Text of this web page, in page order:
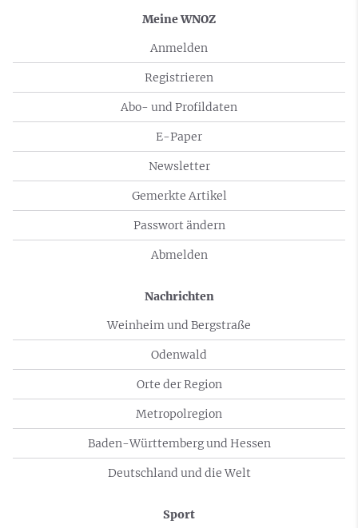
Meine WNOZ
Anmelden
Registrieren
Abo- und Profildaten
E-Paper
Newsletter
Gemerkte Artikel
Passwort ändern
Abmelden
Nachrichten
Weinheim und Bergstraße
Odenwald
Orte der Region
Metropolregion
Baden-Württemberg und Hessen
Deutschland und die Welt
Sport